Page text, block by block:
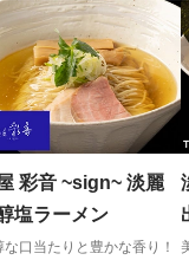
彩音 ~sign~ 淡麗
塩ラーメン
な口当たりと豊かな香り！